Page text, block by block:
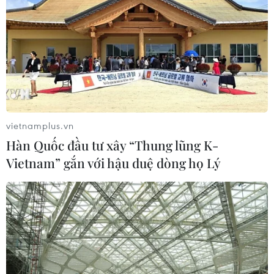
Kiểm soát rác thải từ
nguồn - Giải pháp bảo vệ
kênh rạch TP Hồ Chí Minh
trong mùa mưa
07/08/2026 04:47
Khắc phục “thẻ vàng” IUU
ở Vĩnh Long: Siết chặt
quản lý nghề cá
07/08/2026 04:41
Miền Bắc giảm mưa từ đêm
nay, cuối tuần chuyển
nắng nóng
07/08/2026 04:41
Tiến "Bịp" hầu tòa trong vụ
án tổ chức sử dụng trái
phép chất ma túy
07/08/2026 04:40
vietnamplus.vn
Hàn Quốc đầu tư xây “Thung lũng K-
Vietnam” gắn với hậu duệ dòng họ Lý